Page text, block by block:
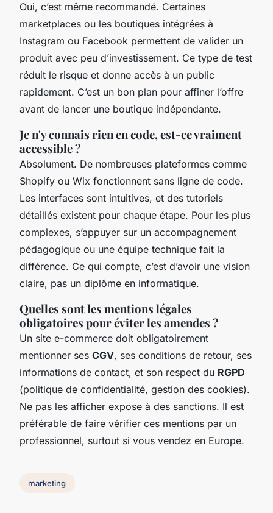
Oui, c’est même recommandé. Certaines
marketplaces ou les boutiques intégrées à
Instagram ou Facebook permettent de valider un
produit avec peu d’investissement. Ce type de test
réduit le risque et donne accès à un public
rapidement. C’est un bon plan pour affiner l’offre
avant de lancer une boutique indépendante.
Je n'y connais rien en code, est-ce vraiment
accessible ?
Absolument. De nombreuses plateformes comme
Shopify ou Wix fonctionnent sans ligne de code.
Les interfaces sont intuitives, et des tutoriels
détaillés existent pour chaque étape. Pour les plus
complexes, s’appuyer sur un accompagnement
pédagogique ou une équipe technique fait la
différence. Ce qui compte, c’est d’avoir une vision
claire, pas un diplôme en informatique.
Quelles sont les mentions légales
obligatoires pour éviter les amendes ?
Un site e-commerce doit obligatoirement
mentionner ses CGV, ses conditions de retour, ses
informations de contact, et son respect du RGPD
(politique de confidentialité, gestion des cookies).
Ne pas les afficher expose à des sanctions. Il est
préférable de faire vérifier ces mentions par un
professionnel, surtout si vous vendez en Europe.
marketing